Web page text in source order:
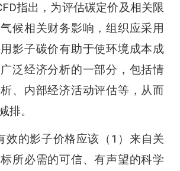
指出，为评估碳定价及相关限
候相关财务影响，组织应采用
影子碳价有助于使环境成本成
泛经济分析的一部分，包括情
、内部经济活动评估等，从而
排。
效的影子价格应该（1）来自关
所必需的可信、有声望的科学